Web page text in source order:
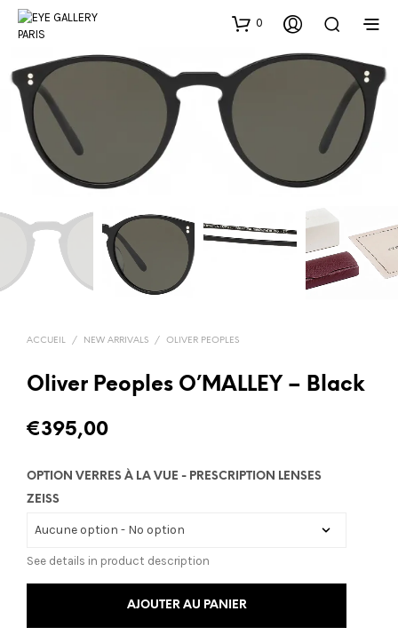
0
ACCUEIL / NEW ARRIVALS / OLIVER PEOPLES
Oliver Peoples O’MALLEY – Black
€395,00
OPTION VERRES À LA VUE - PRESCRIPTION LENSES
ZEISS
See details in product description
AJOUTER AU PANIER